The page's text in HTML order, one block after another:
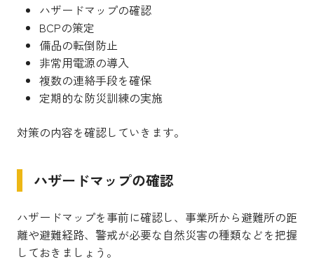
ハザードマップの確認
BCPの策定
備品の転倒防止
非常用電源の導入
複数の連絡手段を確保
定期的な防災訓練の実施
対策の内容を確認していきます。
ハザードマップの確認
ハザードマップを事前に確認し、事業所から避難所の距
離や避難経路、警戒が必要な自然災害の種類などを把握
しておきましょう。